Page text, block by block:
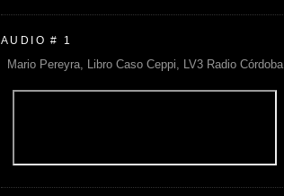
AUDIO # 1
Mario Pereyra, Libro Caso Ceppi, LV3 Radio Córdoba